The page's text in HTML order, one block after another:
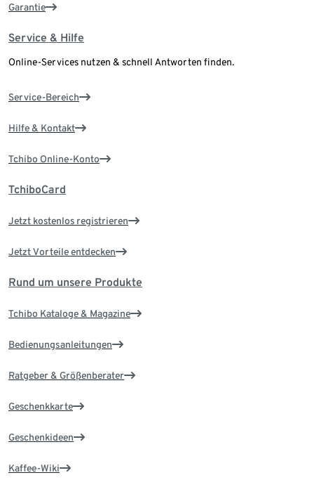
Garantie
Service & Hilfe
Online-Services nutzen & schnell Antworten finden.
Service-Bereich
Hilfe & Kontakt
Tchibo Online-Konto
TchiboCard
Jetzt kostenlos registrieren
Jetzt Vorteile entdecken
Rund um unsere Produkte
Tchibo Kataloge & Magazine
Bedienungsanleitungen
Ratgeber & Größenberater
Geschenkkarte
Geschenkideen
Kaffee-Wiki